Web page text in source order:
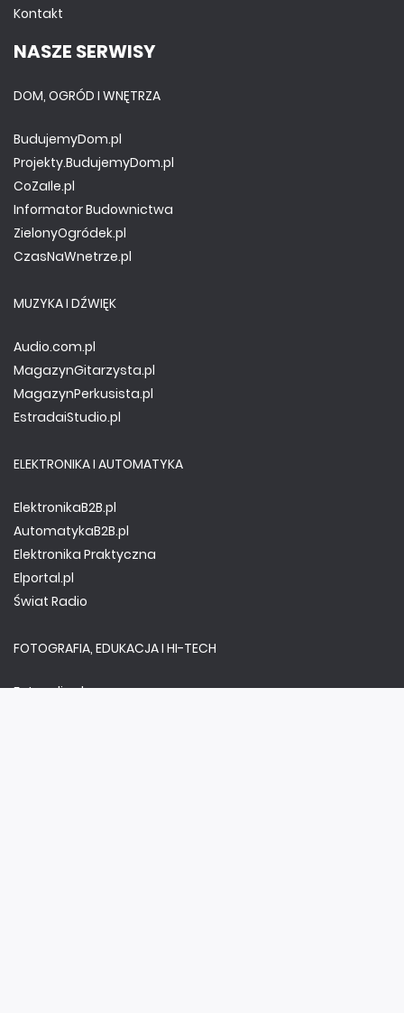
Kontakt
NASZE SERWISY
DOM, OGRÓD I WNĘTRZA
BudujemyDom.pl
Projekty.BudujemyDom.pl
CoZaIle.pl
Informator Budownictwa
ZielonyOgródek.pl
CzasNaWnetrze.pl
MUZYKA I DŹWIĘK
Audio.com.pl
MagazynGitarzysta.pl
MagazynPerkusista.pl
EstradaiStudio.pl
ELEKTRONIKA I AUTOMATYKA
ElektronikaB2B.pl
AutomatykaB2B.pl
Elektronika Praktyczna
Elportal.pl
Świat Radio
FOTOGRAFIA, EDUKACJA I HI-TECH
Fotopolis.pl